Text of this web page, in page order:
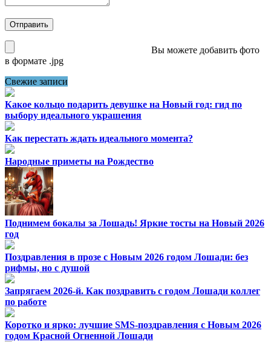
Вы можете добавить фото
в формате .jpg
Свежие записи
Какое кольцо подарить девушке на Новый год: гид по
выбору идеального украшения
Как перестать ждать идеального момента?
Народные приметы на Рождество
Поднимем бокалы за Лошадь! Яркие тосты на Новый 2026
год
Поздравления в прозе с Новым 2026 годом Лошади: без
рифмы, но с душой
Запрягаем 2026-й. Как поздравить с годом Лошади коллег
по работе
Коротко и ярко: лучшие SMS-поздравления с Новым 2026
годом Красной Огненной Лошади